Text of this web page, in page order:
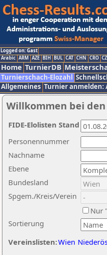
Logged on: Gast
Arabic ARM AZE BIH BUL CAT CHN CRO
Home TurnierDB
Turnierschach-Elozahl
Allgemeines Turnier anmelden:
Willkommen bei
Nachname
Ebene
Sortierung
Personennummer
Bundesland
Spgem./Kreis/Verein
Nur
Vereinslisten:Wien
FIDE-Elolisten Stand